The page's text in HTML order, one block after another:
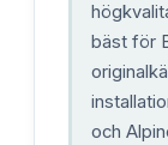
bäst för
och